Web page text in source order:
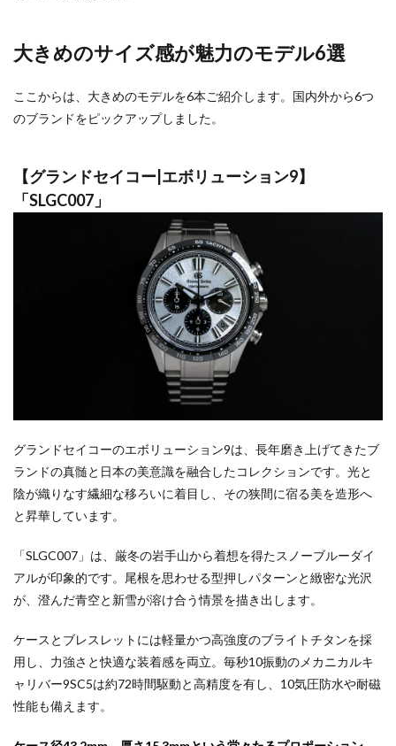
大きめのサイズ感が魅力のモデル6選
ここからは、大きめのモデルを6本ご紹介します。国内外から6つ
のブランドをピックアップしました。
【グランドセイコー|エボリューション9】
「SLGC007」
グランドセイコーのエボリューション9は、長年磨き上げてきたブ
ランドの真髄と日本の美意識を融合したコレクションです。光と
陰が織りなす繊細な移ろいに着目し、その狭間に宿る美を造形へ
と昇華しています。
「SLGC007」は、厳冬の岩手山から着想を得たスノーブルーダイ
アルが印象的です。尾根を思わせる型押しパターンと緻密な光沢
が、澄んだ青空と新雪が溶け合う情景を描き出します。
ケースとブレスレットには軽量かつ高強度のブライトチタンを採
用し、力強さと快適な装着感を両立。毎秒10振動のメカニカルキ
ャリバー9SC5は約72時間駆動と高精度を有し、10気圧防水や耐磁
性能も備えます。